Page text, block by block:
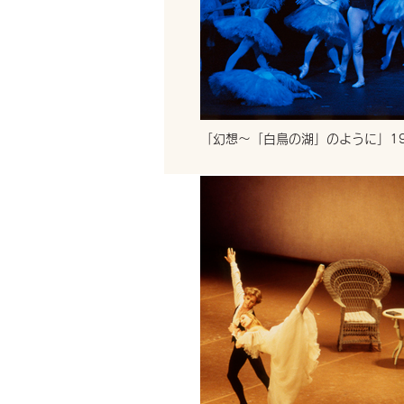
「幻想～「白鳥の湖」のように